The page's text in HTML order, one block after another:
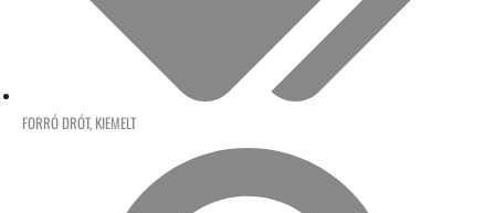
FORRÓ DRÓT, KIEMELT